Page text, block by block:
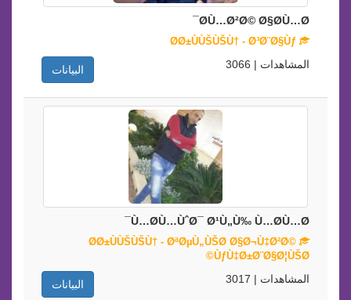
Ø­Ù…Ø²Ø© Ø§Ø­Ù…Ø¯
البيانات المشاهدات | 3066
Ù…Ø­Ù…ÙˆØ¯ Ø¹Ù„Ù‰ Ù…Ø­Ù…Ø¯
Ø­Ø±ÙÙŠÙŠÙ† - ØªØµÙ„ÙŠØ­ Ø§Ø¬Ù‡Ø²Ø©
ÙƒÙ‡Ø±Ø¨Ø§Ø¦ÙŠØ©
البيانات المشاهدات | 3017